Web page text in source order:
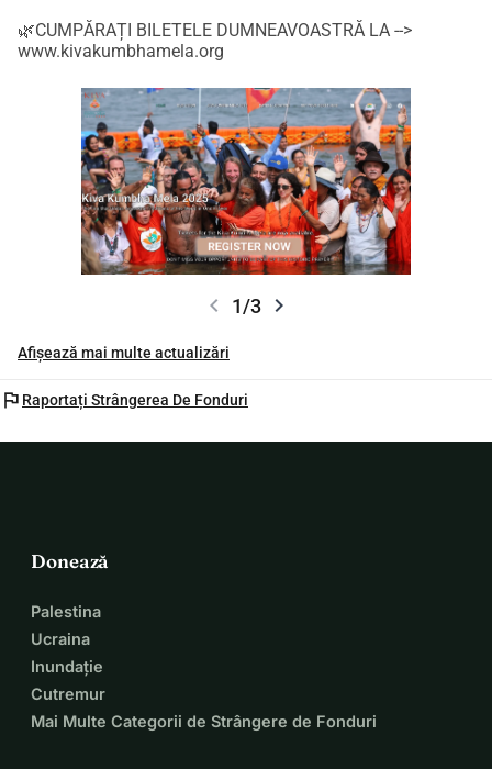
🌿CUMPĂRAȚI BILETELE DUMNEAVOASTRĂ LA -->
www.kivakumbhamela.org
chevron_left 1/3 chevron_right
Afișează mai multe actualizări
flag Raportați Strângerea De Fonduri
Donează
Palestina
Ucraina
Inundație
Cutremur
Mai Multe Categorii de Strângere de Fonduri